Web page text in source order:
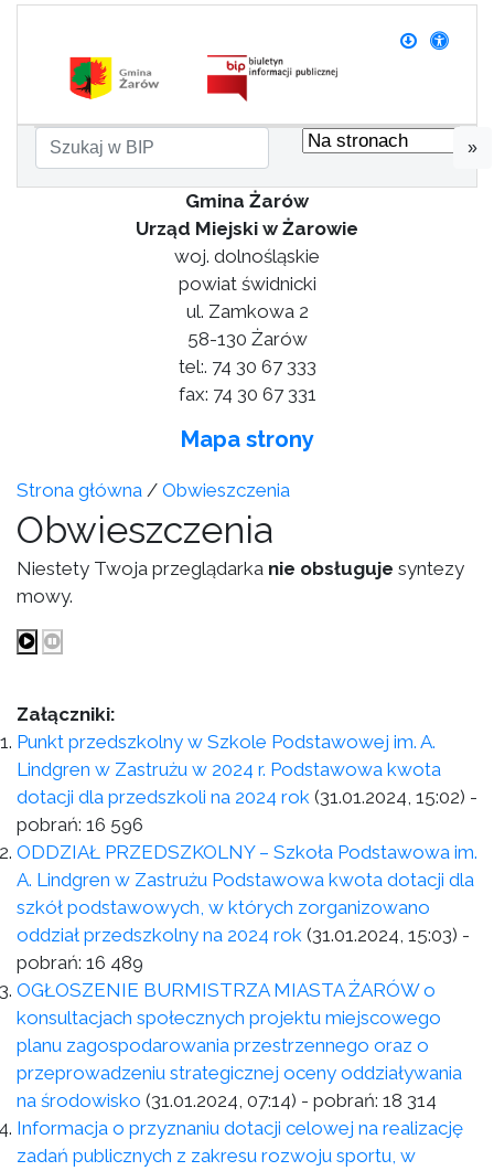
»
Gmina Żarów
Urząd Miejski w Żarowie
woj. dolnośląskie
powiat świdnicki
ul. Zamkowa 2
58-130 Żarów
tel:. 74 30 67 333
fax: 74 30 67 331
Mapa strony
Strona główna / Obwieszczenia
Obwieszczenia
Niestety Twoja przeglądarka nie obsługuje syntezy
mowy.
Załączniki:
Punkt przedszkolny w Szkole Podstawowej im. A.
Lindgren w Zastrużu w 2024 r. Podstawowa kwota
dotacji dla przedszkoli na 2024 rok (31.01.2024, 15:02) -
pobrań: 16 596
ODDZIAŁ PRZEDSZKOLNY – Szkoła Podstawowa im.
A. Lindgren w Zastrużu Podstawowa kwota dotacji dla
szkół podstawowych, w których zorganizowano
oddział przedszkolny na 2024 rok (31.01.2024, 15:03) -
pobrań: 16 489
OGŁOSZENIE BURMISTRZA MIASTA ŻARÓW o
konsultacjach społecznych projektu miejscowego
planu zagospodarowania przestrzennego oraz o
przeprowadzeniu strategicznej oceny oddziaływania
na środowisko (31.01.2024, 07:14) - pobrań: 18 314
Informacja o przyznaniu dotacji celowej na realizację
zadań publicznych z zakresu rozwoju sportu, w